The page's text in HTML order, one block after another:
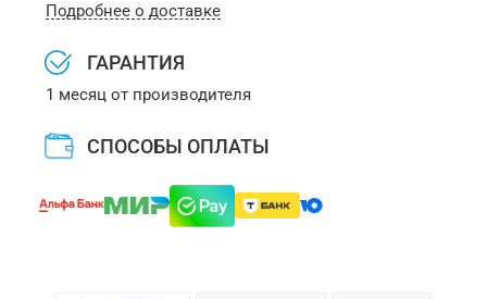
Подробнее о доставке
ГАРАНТИЯ
1 месяц от производителя
СПОСОБЫ ОПЛАТЫ